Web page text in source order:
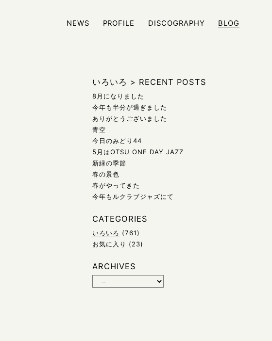
NEWS PROFILE DISCOGRAPHY BLOG
いろいろ > RECENT POSTS
8月になりました
今年も半分が過ぎました
ありがとうございました
青空
今日のみどり44
5月はOTSU ONE DAY JAZZ
新緑の季節
春の景色
春がやってきた
今年もルクラブジャズにて
CATEGORIES
いろいろ (761)
お気に入り
(23)
ARCHIVES